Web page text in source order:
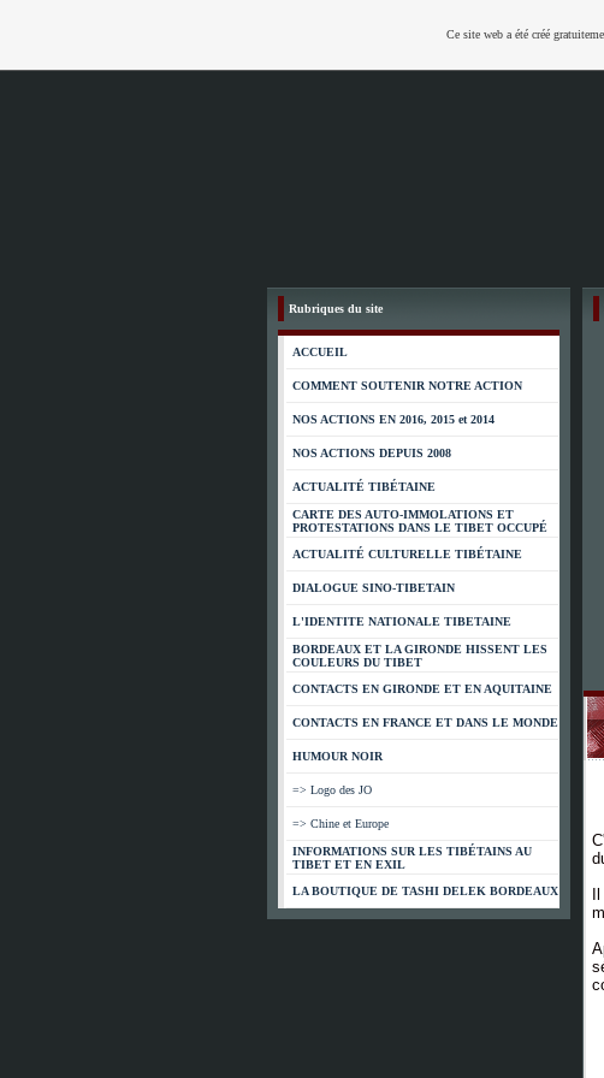
Rubriques du site
ACCUEIL
COMMENT SOUTENIR NOTRE ACTION
NOS ACTIONS EN 2016, 2015 et 2014
NOS ACTIONS DEPUIS 2008
ACTUALITÉ TIBÉTAINE
CARTE DES AUTO-IMMOLATIONS ET
PROTESTATIONS DANS LE TIBET OCCUPÉ
ACTUALITÉ CULTURELLE TIBÉTAINE
DIALOGUE SINO-TIBETAIN
L'IDENTITE NATIONALE TIBETAINE
BORDEAUX ET LA GIRONDE HISSENT LES
COULEURS DU TIBET
CONTACTS EN GIRONDE ET EN AQUITAINE
CONTACTS EN FRANCE ET DANS LE MONDE
HUMOUR NOIR
=> Logo des JO
=> Chine et Europe
INFORMATIONS SUR LES TIBÉTAINS AU
TIBET ET EN EXIL
LA BOUTIQUE DE TASHI DELEK BORDEAUX
Ce site web a été créé